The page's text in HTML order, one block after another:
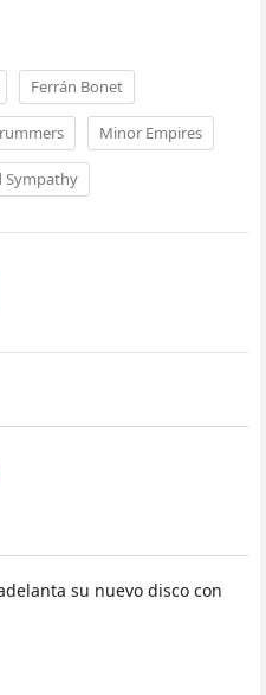
Ferrán Bonet
Minor Empires
Sympathy
su nuevo disco con